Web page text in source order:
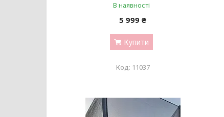
В наявності
5 999 ₴
Купити
11037